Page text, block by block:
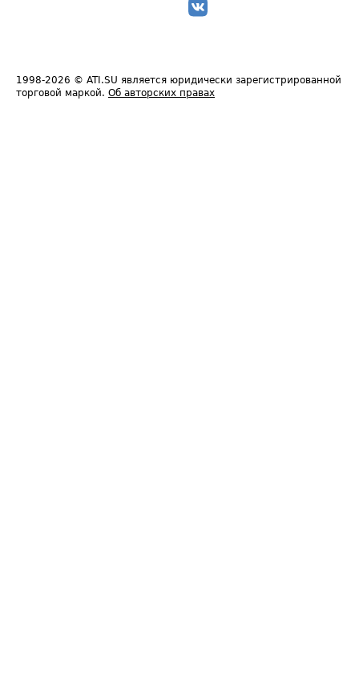
1998-2026 © ATI.SU является юридически зарегистрированной
торговой маркой. Об авторских правах